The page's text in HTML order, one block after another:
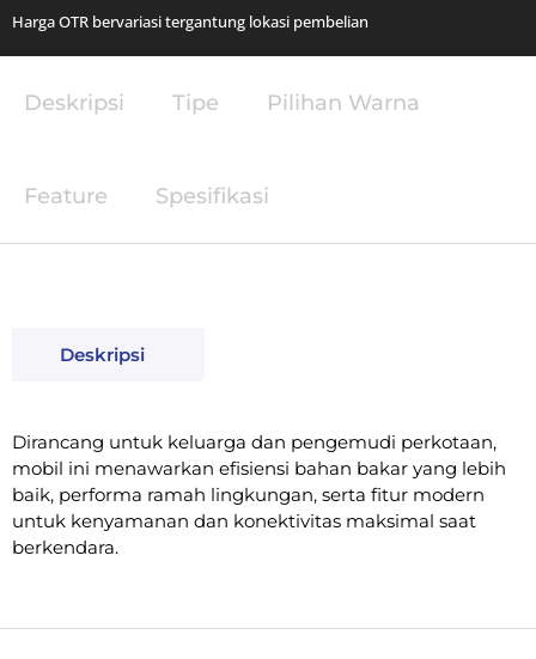
Harga OTR bervariasi tergantung lokasi pembelian
Deskripsi Tipe Pilihan Warna
Feature Spesifikasi
Deskripsi
Dirancang untuk keluarga dan pengemudi perkotaan,
mobil ini menawarkan efisiensi bahan bakar yang lebih
baik, performa ramah lingkungan, serta fitur modern
untuk kenyamanan dan konektivitas maksimal saat
berkendara.